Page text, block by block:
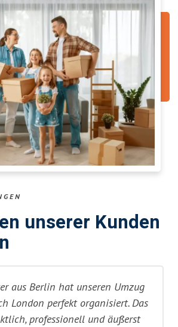
unserer Kunden
aus Berlin hat unseren Umzug
London perfekt organisiert. Das
professionell und äußerst